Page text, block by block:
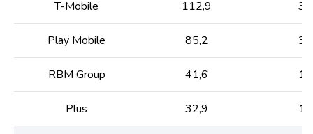
T-Mobile 112,9
Play Mobile 85,2
RBM Group 41,6
Plus 32,9